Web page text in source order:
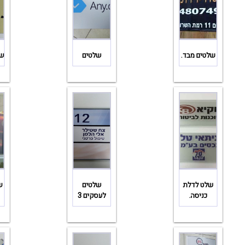
שלטים מבד. שלטים
שלט לדלת
כניסה.
שלטים
לעסקים 3